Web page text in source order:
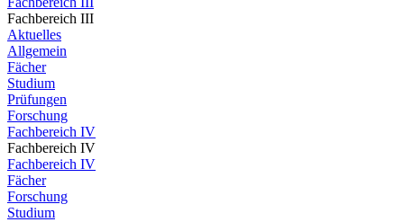
Fachbereich III
Aktuelles
Allgemein
Fächer
Studium
Prüfungen
Forschung
Fachbereich IV
Fachbereich IV
Fachbereich IV
Fächer
Forschung
Studium